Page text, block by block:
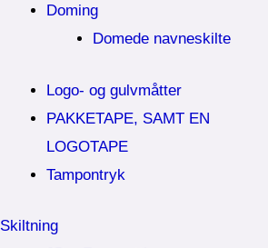
Doming
Domede navneskilte
Logo- og gulvmåtter
PAKKETAPE, SAMT EN
LOGOTAPE
Tampontryk
Skiltning